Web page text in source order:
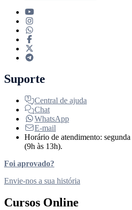
Suporte
Central de ajuda
Chat
WhatsApp
E-mail
Horário de atendimento:
(9h às 13h).
Foi aprovado?
Envie-nos a sua história
Cursos Online